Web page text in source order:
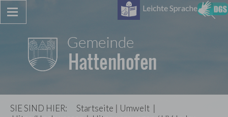
Leichte Sprache
SIE SIND HIER: Startseite | Umwelt |